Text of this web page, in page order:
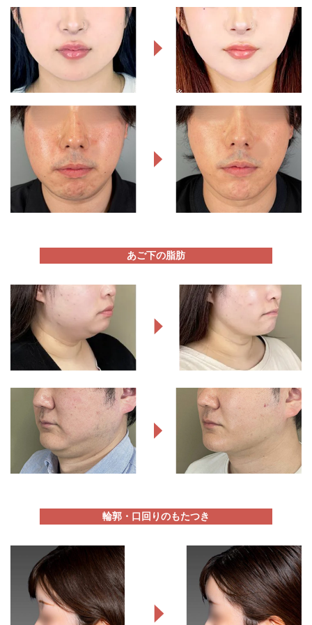
あご下の脂肪
輪郭・口回りのもたつき